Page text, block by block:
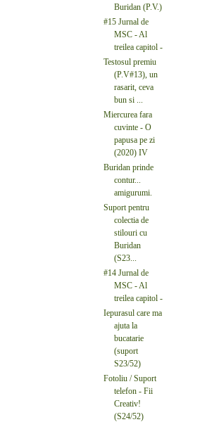
Buridan (P.V.)
#15 Jurnal de
MSC - Al
treilea capitol -
Testosul premiu
(P.V#13), un
rasarit, ceva
bun si ...
Miercurea fara
cuvinte - O
papusa pe zi
(2020) IV
Buridan prinde
contur...
amigurumi.
Suport pentru
colectia de
stilouri cu
Buridan
(S23...
#14 Jurnal de
MSC - Al
treilea capitol -
Iepurasul care ma
ajuta la
bucatarie
(suport
S23/52)
Fotoliu / Suport
telefon - Fii
Creativ!
(S24/52)